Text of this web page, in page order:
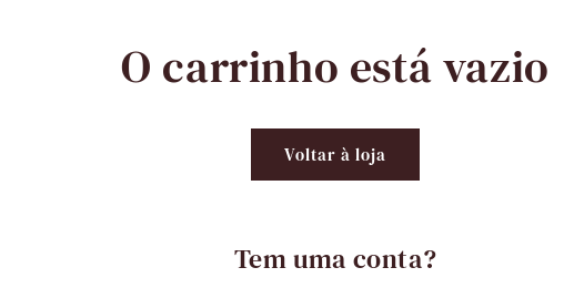
O carrinho está vazio
Voltar à loja
Tem uma conta?